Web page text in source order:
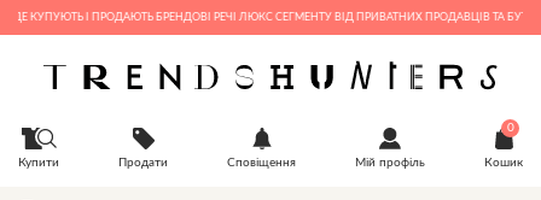
КУПУЮТЬ І ПРОДАЮТЬ БРЕНДОВІ РЕЧІ ЛЮКС СЕГМЕНТУ ВІД ПРИВАТНИХ ПРОДАВЦІВ ТА
Купити Продати Сповіщення Мій профіль
0
Кошик